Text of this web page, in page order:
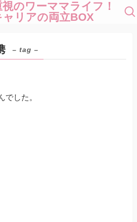
のワーママライフ！
リアの両立BOX
– tag –
でした。